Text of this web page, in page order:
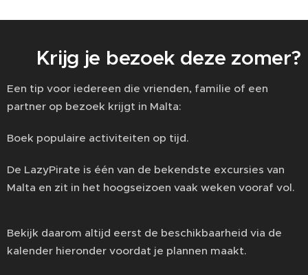
✈️ Krijg je bezoek deze zomer?
Een tip voor iedereen die vrienden, familie of een
partner op bezoek krijgt in Malta:
Boek populaire activiteiten op tijd.
De LazyPirate is één van de bekendste excursies van
Malta en zit in het hoogseizoen vaak weken vooraf vol.
Bekijk daarom altijd eerst de beschikbaarheid via de
kalender hieronder voordat je plannen maakt.